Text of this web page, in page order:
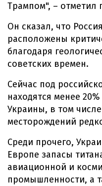
Трампом", – отметил
Он сказал, что
расположены
благодаря
советских времен.
Сейчас под
находятся менее
Украины, в том
месторождений
Среди прочего,
Европе запасы
авиационной и
промышленности, а